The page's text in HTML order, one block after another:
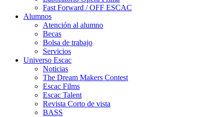
Fast Forward / OFF ESCAC
Alumnos
Atención al alumno
Becas
Bolsa de trabajo
Servicios
Universo Escac
Noticias
The Dream Makers Contest
Escac Films
Escac Talent
Revista Corto de vista
BASS